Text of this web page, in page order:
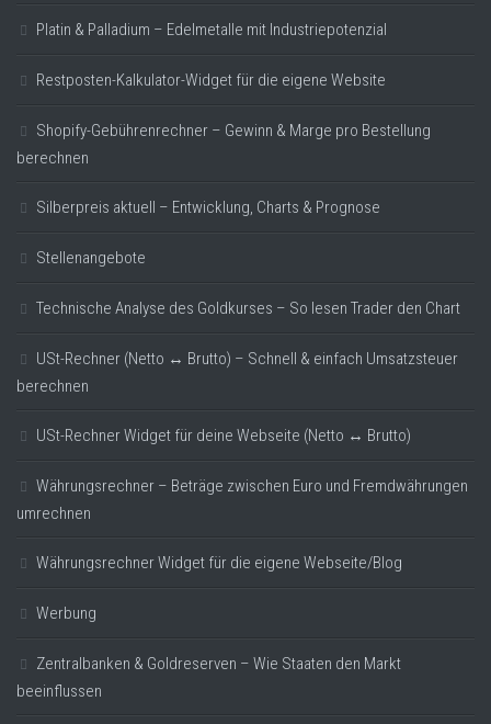
Platin & Palladium – Edelmetalle mit Industriepotenzial
Restposten-Kalkulator-Widget für die eigene Website
Shopify-Gebührenrechner – Gewinn & Marge pro Bestellung
berechnen
Silberpreis aktuell – Entwicklung, Charts & Prognose
Stellenangebote
Technische Analyse des Goldkurses – So lesen Trader den Chart
USt-Rechner (Netto ↔ Brutto) – Schnell & einfach Umsatzsteuer
berechnen
USt-Rechner Widget für deine Webseite (Netto ↔ Brutto)
Währungsrechner – Beträge zwischen Euro und Fremdwährungen
umrechnen
Währungsrechner Widget für die eigene Webseite/Blog
Werbung
Zentralbanken & Goldreserven – Wie Staaten den Markt
beeinflussen